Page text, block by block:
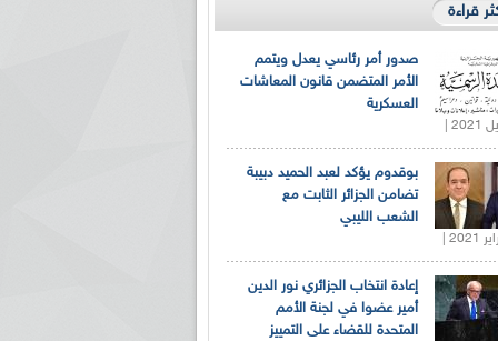
قراءة
صدور أمر رئاسي يعدل ويتمم
الأمر المتضمن قانون المعاشات
العسكرية
بوقدوم يؤكد لعبد الحميد دبيبة
تضامن الجزائر الثابت مع
الشعب الليبي
إعادة انتخاب الجزائري نور الدين
أمير عضوا في لجنة الأمم
المتحدة للقضاء على التمييز